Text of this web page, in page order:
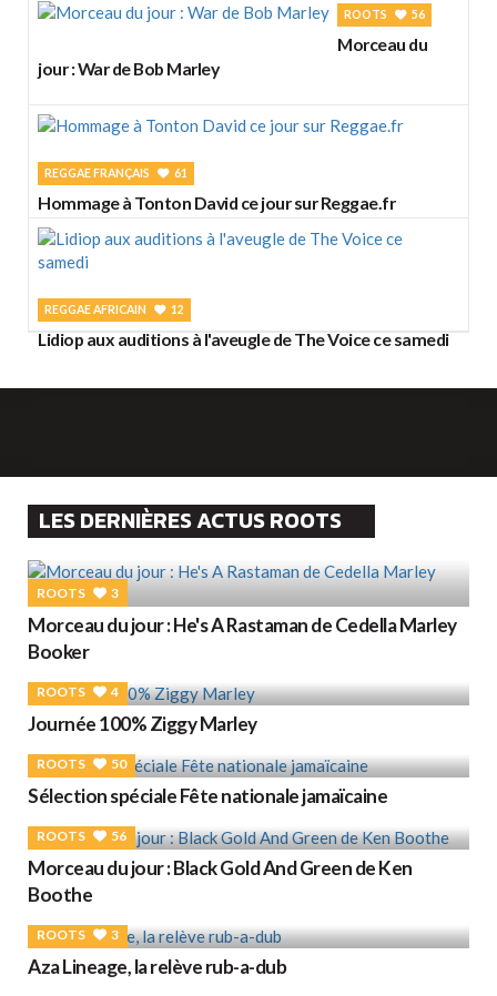
ROOTS 56
Morceau du
jour : War de Bob Marley
REGGAE FRANÇAIS 61
Hommage à Tonton David ce jour sur Reggae.fr
REGGAE AFRICAIN 12
Lidiop aux auditions à l'aveugle de The Voice ce samedi
LES DERNIÈRES ACTUS ROOTS
ROOTS 3
Morceau du jour : He's A Rastaman de Cedella Marley
Booker
ROOTS 4
Journée 100% Ziggy Marley
ROOTS 50
Sélection spéciale Fête nationale jamaïcaine
ROOTS 56
Morceau du jour : Black Gold And Green de Ken
Boothe
ROOTS 3
Aza Lineage, la relève rub-a-dub